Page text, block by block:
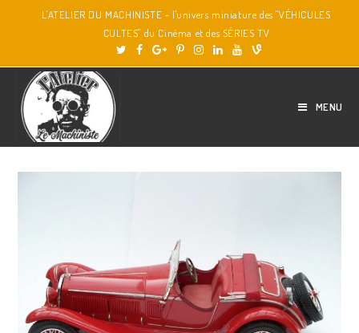
L'ATELIER DU MACHINISTE - l'univers miniature des "VÉHICULES
CULTES" du Cinéma et des SÉRIES TV
MENU